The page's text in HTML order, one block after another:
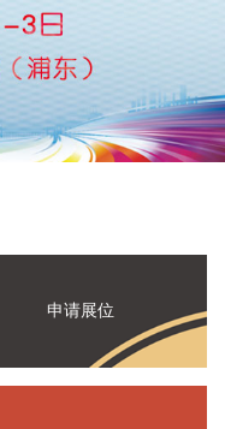
申请展位